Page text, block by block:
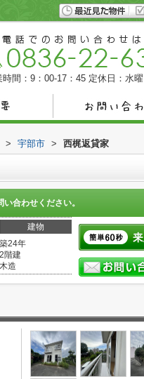
時間：9：00-17：45 定休日：水
> 宇部市 > 西梶返貸家
合わせください。
建物
築24年
2階建
木造